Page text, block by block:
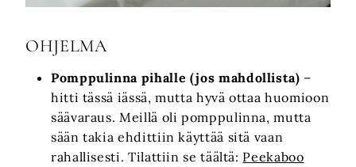
OHJELMA
Pomppulinna pihalle (jos mahdollista) –
hitti tässä iässä, mutta hyvä ottaa huomioon
säävaraus. Meillä oli pomppulinna, mutta
sään takia ehdittiin käyttää sitä vaan
rahallisesti. Tilattiin se täältä: Peekaboo